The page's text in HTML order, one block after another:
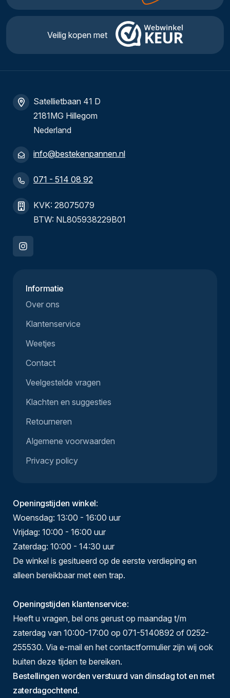
Veilig kopen met
Satellietbaan 41 D
2181MG Hillegom
Nederland
info@bestekenpannen.nl
071 - 514 08 92
KVK: 28075079
BTW: NL805938229B01
Informatie
Over ons
Klantenservice
Weetjes
Contact
Veelgestelde vragen
Klachten en suggesties
Retourneren
Algemene voorwaarden
Privacy policy
Openingstijden winkel:
Woensdag: 13:00 - 16:00 uur
Vrijdag: 10:00 - 16:00 uur
Zaterdag: 10:00 - 14:30 uur
De winkel is gesitueerd op de eerste verdieping en
alleen bereikbaar met een trap.
Openingstijden klantenservice:
Heeft u vragen, bel ons gerust op maandag t/m
zaterdag van 10:00-17:00 op 071-5140892 of 0252-
255530. Via e-mail en het contactformulier zijn wij ook
buiten deze tijden te bereiken.
Bestellingen worden verstuurd van dinsdag tot en met
zaterdagochtend.